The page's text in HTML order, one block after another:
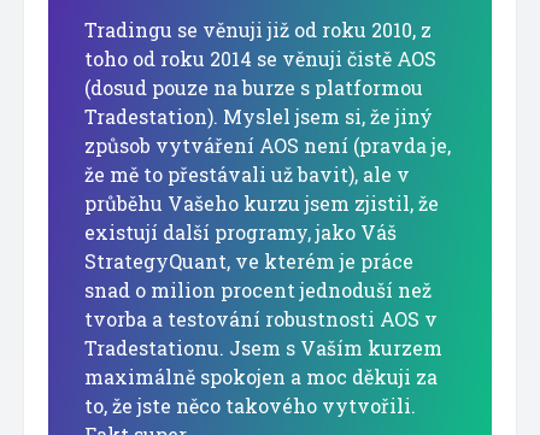
Tradingu se věnuji již od roku 2010, z
toho od roku 2014 se věnuji čistě AOS
(dosud pouze na burze s platformou
Tradestation). Myslel jsem si, že jiný
způsob vytváření AOS není (pravda je,
že mě to přestávali už bavit), ale v
průběhu Vašeho kurzu jsem zjistil, že
existují další programy, jako Váš
StrategyQuant, ve kterém je práce
snad o milion procent jednoduší než
tvorba a testování robustnosti AOS v
Tradestationu. Jsem s Vaším kurzem
maximálně spokojen a moc děkuji za
to, že jste něco takového vytvořili.